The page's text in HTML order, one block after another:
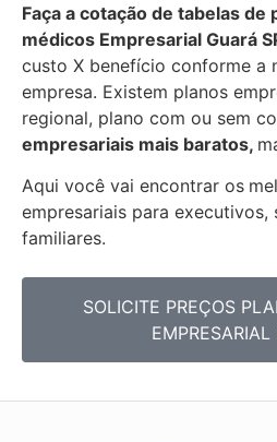
Faça a cotação de tabelas
médicos Empresarial Guará
custo X benefício conforme a
empresa. Existem planos
regional, plano com ou sem
empresariais mais baratos,
Aqui você vai encontrar os
empresariais para
familiares.
SOLICITE PREÇOS